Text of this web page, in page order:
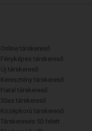
Online társkereső
Fényképes társkereső
Új társkereső
Keresztény társkereső
Fiatal társkereső
30as társkereső
Középkorú társkereső
Társkeresés 50 felett